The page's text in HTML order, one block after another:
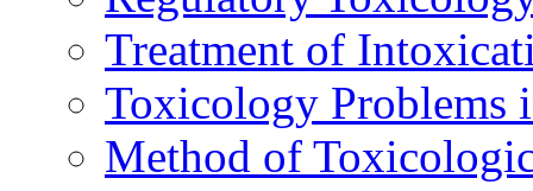
Treatment of
Toxicology Problems
Method of